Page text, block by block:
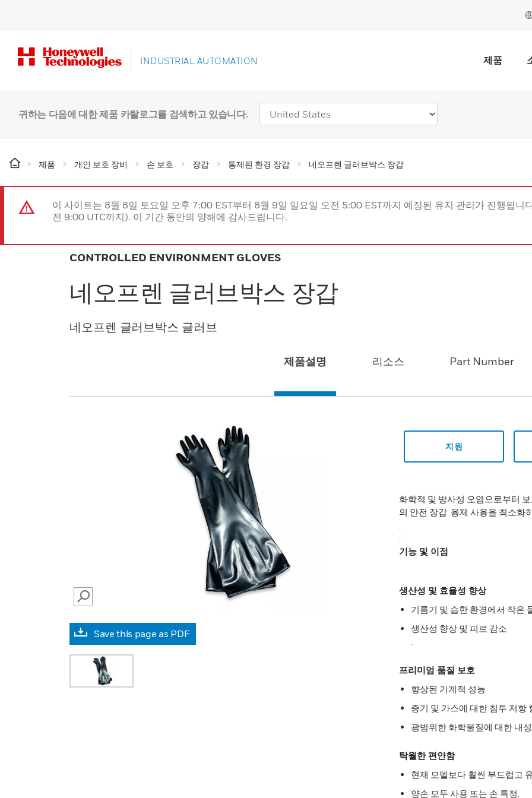
INDUSTRIAL AUTOMATION 제품
귀하는 다음에 대한 제품 카탈로그를 검색하고 있습니다.
제품 개인 보호 장비 손 보호 장갑 통제된 환경 장갑 네오프렌 글러브박스 장갑
이 사이트는 8월 8일 토요일 오후 7:00 EST부터 8월 9일 일요일 오전 5:00 EST까지 예정된 유지 관리가 진행됩
전 9:00 UTC까지). 이 기간 동안의 양해에 감사드립니다.
CONTROLLED ENVIRONMENT GLOVES
네오프렌 글러브박스 장갑
네오프렌 글러브박스 글러브
제품설명 리소스 Part Number
SEARCH
Save this page as PDF
지원
화학적 및 방사성 오염으로부터
의 안전 장갑. 용제 사용을 최소화
기능 및 이점
생산성 및 효율성 향상
기름기 및 습한 환경에서 작은
생산성 향상 및 피로 감소
프리미엄 품질 보호
향상된 기계적 성능
증기 및 가스에 대한 침투 저항
광범위한 화학물질에 대한 내
탁월한 편안함
현재 모델보다 훨씬 부드럽고
양손 모두 사용 또는 손 특정.